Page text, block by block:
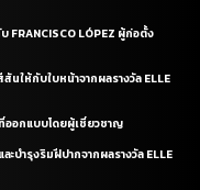
FRANCISCO LÓPEZ ผู้ก่อตั้ง
นให้กับใบหน้าจากผลรางวัล ELLE
ออกแบบโดยผู้เชี่ยวชาญ
บำรุงริมฝีปากจากผลรางวัล ELLE